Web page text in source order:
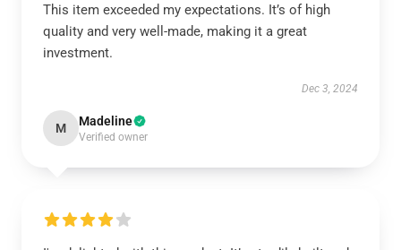
This item exceeded my expectations. It’s of high
quality and very well-made, making it a great
investment.
Dec 3, 2024
M Madeline
Verified owner